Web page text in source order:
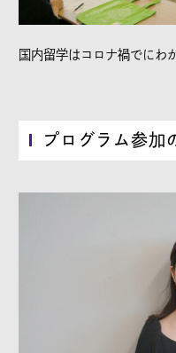
国内留学はコロナ禍でにわ
プログラム参加